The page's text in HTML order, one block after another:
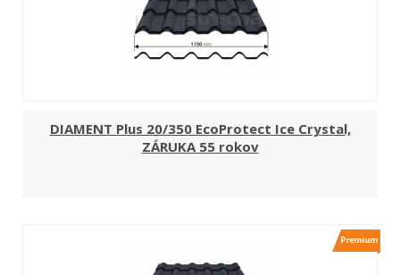
DIAMENT Plus 20/350 EcoProtect Ice Crystal,
ZÁRUKA 55 rokov